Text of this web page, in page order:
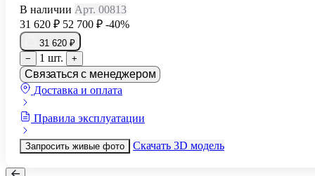
В наличии Арт. 00813
31 620 ₽ 52 700 ₽ -40%
31 620 ₽
−
1 шт. +
Связаться с менеджером
Доставка и оплата
Правила эксплуатации
Запросить живые фото Скачать 3D модель